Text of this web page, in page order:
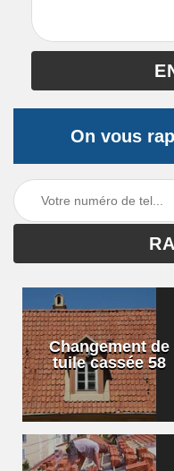
On vous
Changement de
tuile cassée 58